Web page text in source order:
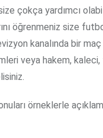
çokça yardımcı
öğrenmeniz size
kanalında bir
veya hakem,
örneklerle